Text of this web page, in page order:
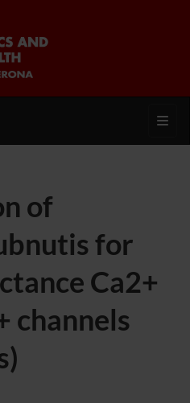
of
for
Ca2+
channels